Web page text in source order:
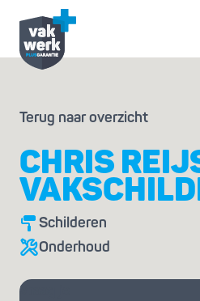
Terug naar overzicht
CHRIS
Schilderen
Onderhoud
Vraag je